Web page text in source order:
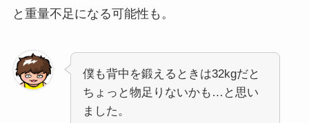
と重量不足になる可能性も。
僕も背中を鍛えるときは32kgだと
ちょっと物足りないかも…と思い
ました。